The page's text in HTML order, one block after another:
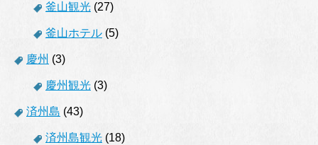
釜山観光 (27)
釜山ホテル (5)
慶州 (3)
慶州観光 (3)
済州島 (43)
済州島観光 (18)